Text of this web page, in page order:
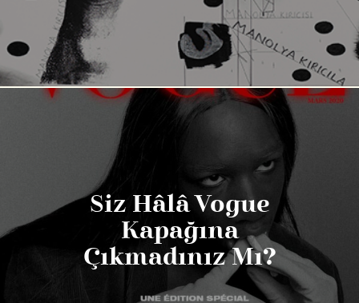
Siz Hâlâ Vogue
Kapağına
Çıkmadınız Mı?